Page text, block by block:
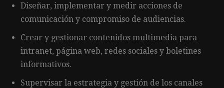
Diseñar, implementar y medir acciones de
comunicación y compromiso de audiencias.
Crear y gestionar contenidos multimedia para
intranet, página web, redes sociales y boletines
informativos.
Supervisar la estrategia y gestión de los canales